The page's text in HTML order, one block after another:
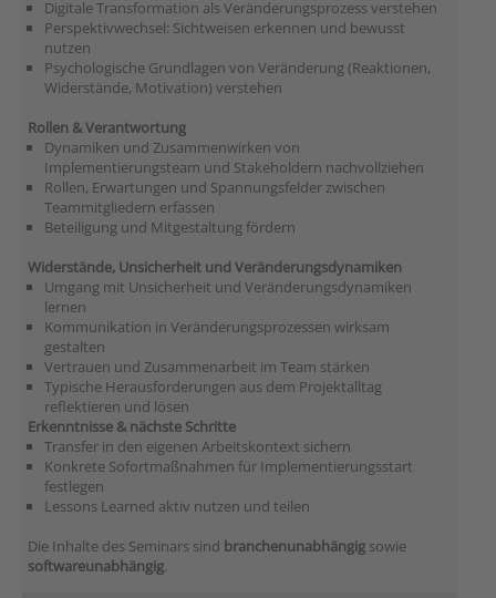
Digitale Transformation als Veränderungsprozess verstehen
Perspektivwechsel: Sichtweisen erkennen und bewusst
nutzen
Psychologische Grundlagen von Veränderung (Reaktionen,
Widerstände, Motivation) verstehen
Rollen & Verantwortung
Dynamiken und Zusammenwirken von
Implementierungsteam und Stakeholdern nachvollziehen
Rollen, Erwartungen und Spannungsfelder zwischen
Teammitgliedern erfassen
Beteiligung und Mitgestaltung fördern
Widerstände, Unsicherheit und Veränderungsdynamiken
Umgang mit Unsicherheit und Veränderungsdynamiken
lernen
Kommunikation in Veränderungsprozessen wirksam
gestalten
Vertrauen und Zusammenarbeit im Team stärken
Typische Herausforderungen aus dem Projektalltag
reflektieren und lösen
Erkenntnisse & nächste Schritte
Transfer in den eigenen Arbeitskontext sichern
Konkrete Sofortmaßnahmen für Implementierungsstart
festlegen
Lessons Learned aktiv nutzen und teilen
Die Inhalte des Seminars sind branchenunabhängig sowie
softwareunabhängig.